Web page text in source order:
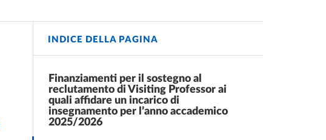
INDICE DELLA PAGINA
Finanziamenti per il sostegno al
reclutamento di Visiting Professor ai
quali affidare un incarico di
insegnamento per l’anno accademico
2025/2026